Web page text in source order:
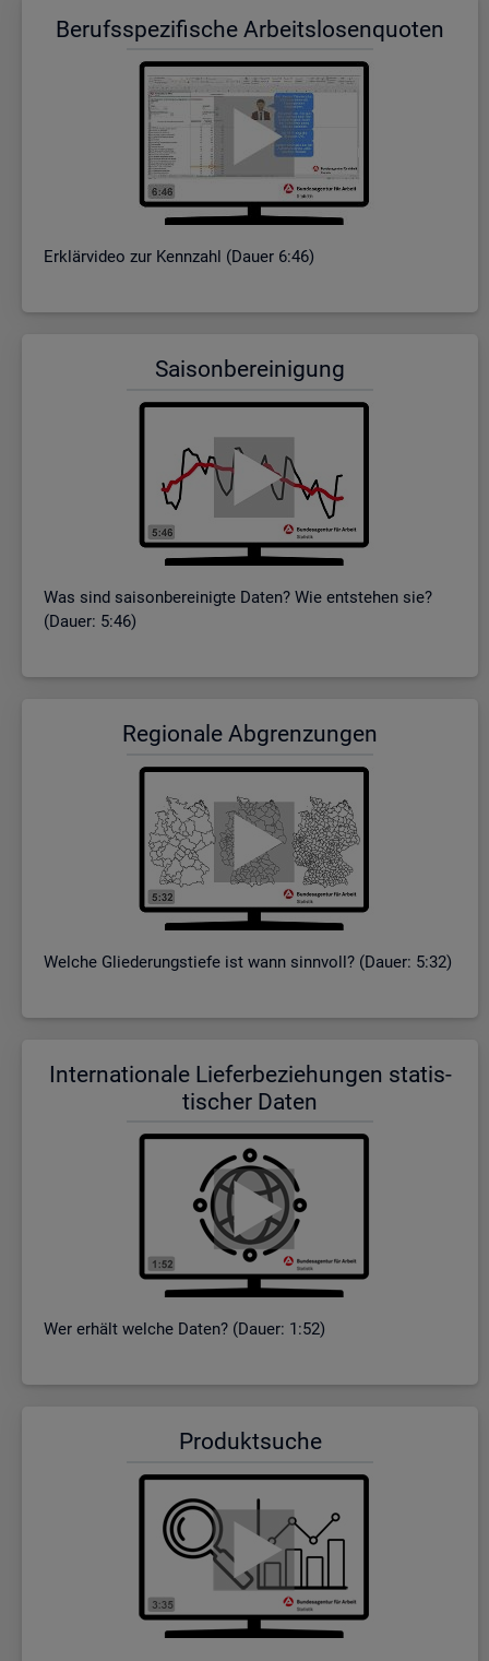
Be­rufs­spe­zi­fi­sche Ar­beits­lo­sen­quo­ten
Er­klär­vi­deo zur Kenn­zahl (Dauer 6:46)
Sai­son­be­rei­ni­gung
Was sind sai­son­be­rei­nig­te Daten? Wie ent­ste­hen sie?
(Dauer: 5:46)
Re­gio­na­le Ab­gren­zun­gen
Wel­che Glie­de­rungs­tie­fe ist wann sinn­voll? (Dauer: 5:32)
In­ter­na­tio­na­le Lie­fer­be­zie­hun­gen sta­tis­
ti­scher Daten
Wer er­hält wel­che Daten? (Dauer: 1:52)
Pro­dukt­su­che